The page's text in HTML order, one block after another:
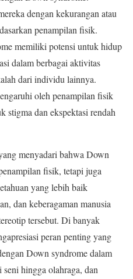
dengan kekurangan atau
penampilan fisik.
memiliki potensi untuk hidup
dalam berbagai aktivitas
dari individu lainnya.
oleh penampilan fisik
stigma dan ekspektasi rendah
menyadari bahwa Down
fisik, tetapi juga
yang lebih baik
dan keberagaman manusia
tersebut. Di banyak
peran penting yang
Down syndrome dalam
hingga olahraga, dan